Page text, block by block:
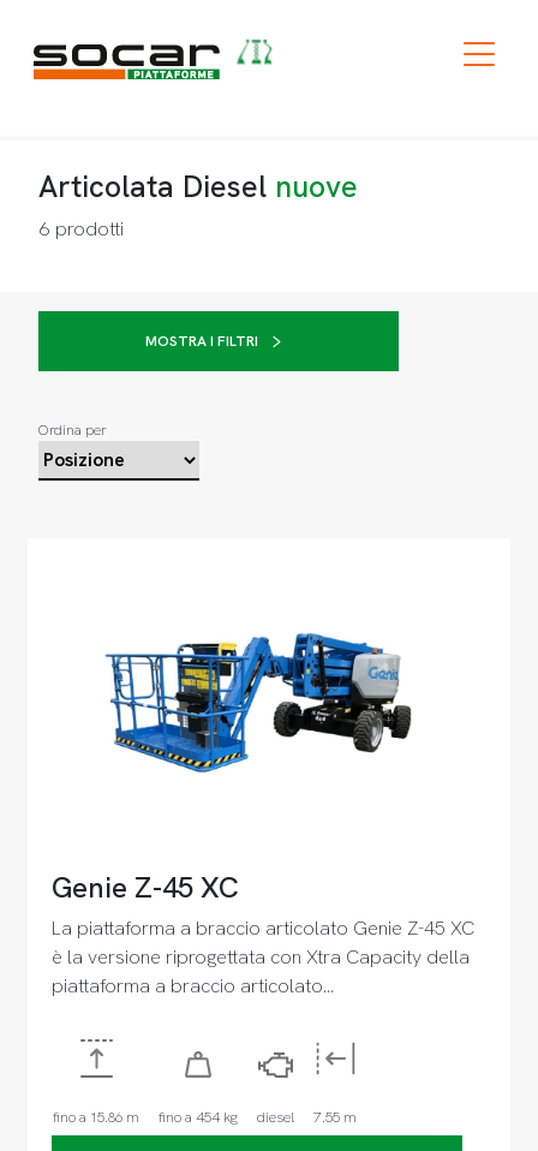
Articolata Diesel nuove
6 prodotti
MOSTRA I FILTRI
Ordina per
Genie Z-45 XC
La piattaforma a braccio articolato Genie Z-45 XC
è la versione riprogettata con Xtra Capacity della
piattaforma a braccio articolato…
fino a 15.86 m fino a 454 kg diesel 7.55 m